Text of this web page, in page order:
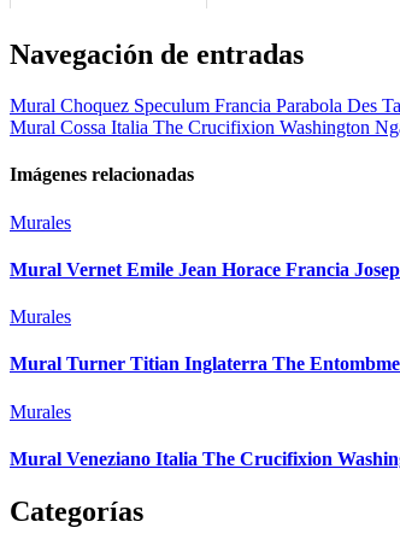
Navegación de entradas
Mural Choquez Speculum Francia Parabola Des
Mural Cossa Italia The Crucifixion Washington
Imágenes relacionadas
Murales
Mural Vernet Emile Jean Horace Francia
Murales
Mural Turner Titian Inglaterra The
Murales
Mural Veneziano Italia The Crucifixion
Categorías